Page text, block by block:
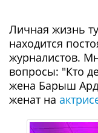
Личная жизнь
находится
журналистов.
вопросы: "Кто
жена Барыш
женат на